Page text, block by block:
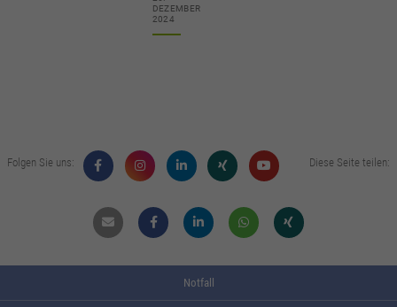
DEZEMBER
2024
Folgen Sie uns: Diese Seite teilen:
Mail FacebookLinkdin WhatsappXing
Notfall